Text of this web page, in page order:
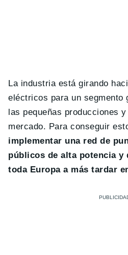
La industria está girando
eléctricos para un segmento
las pequeñas producciones
mercado. Para conseguir
implementar una red de
públicos de alta potencia y
toda Europa a más tardar